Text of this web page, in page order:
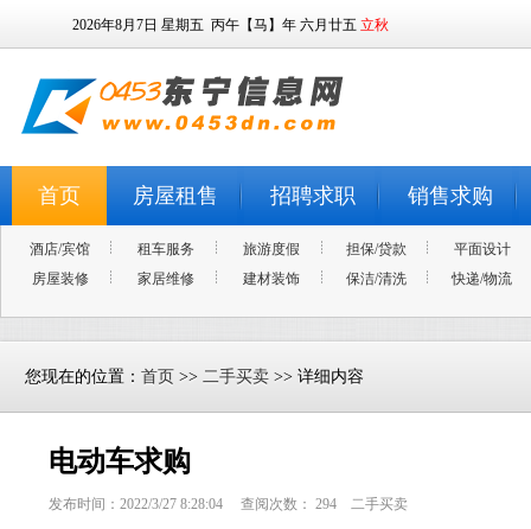
2026年8月7日 星期五 丙午【马】年 六月廿五 立秋
首页 房屋租售 招聘求职 销售求购
酒店/宾馆 租车服务 旅游度假 担保/贷款
平面设计
房屋装修
家居维修 建材装饰 保洁/清洗 快递/物流
您现在的位置： 首页 >> 二手买卖 >> 详细内容
电动车求购
发布时间：2022/3/27 8:28:04 查阅次数： 294 二手买卖